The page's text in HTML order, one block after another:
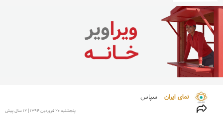
نمای ایران سپاس
پنجشنبه 20 فروردين 1394 | 12 سال پیش